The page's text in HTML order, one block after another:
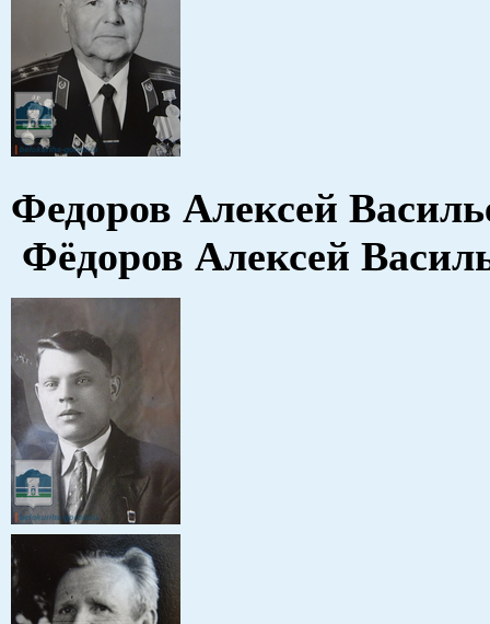
Федоров Алексей
Фёдоров Алексей